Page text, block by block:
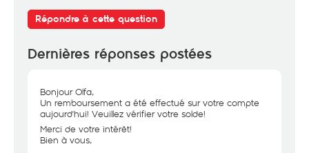
Répondre à cette question
Dernières réponses postées
Bonjour Olfa,
Un remboursement a été effectué sur votre compte
aujourd'hui! Veuillez vérifier votre solde!
Merci de votre intérêt!
Bien à vous,